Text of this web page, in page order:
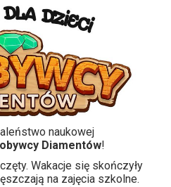
naukowej
Diamentów!
Wakacje się skończyły
na zajęcia szkolne.